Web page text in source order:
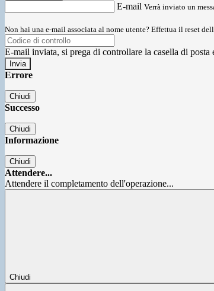
E-mail Verrà inviato un
Non hai una e-mail associata al nome utente? Effettua il reset
E-mail inviata, si prega di controllare la casella di posta
Errore
Chiudi
Successo
Chiudi
Informazione
Chiudi
Attendere...
Attendere il completamento dell'operazione...
Chiudi